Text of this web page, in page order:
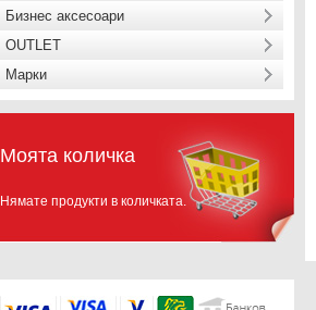
Бизнес аксесоари
OUTLET
Марки
Моята количка
Нямате продукти в количката.